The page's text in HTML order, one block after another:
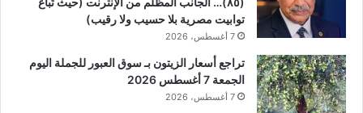
توابيت مصرية بلا حسيب ولا رقيب)
7 أغسطس، 2026
تراجع أسعار الزيتون بـ سوق العبور للجملة اليوم
الجمعة 7 أغسطس 2026
7 أغسطس، 2026